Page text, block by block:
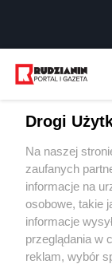
Wydawca mediów
Drogi
Na naszej
zaufanych
informacje na
osobowe, takie
informacje
przeglądania w
reklam, wybór